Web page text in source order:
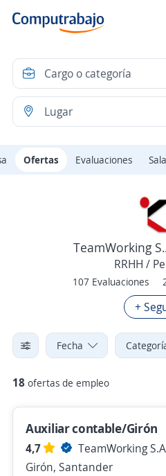
Ofertas Evaluaciones
TeamWorking
RRHH /
107 Evaluaciones
+
Fecha
18 ofertas de empleo
Auxiliar contable/Girón
4,7
TeamWorking
Girón, Santander